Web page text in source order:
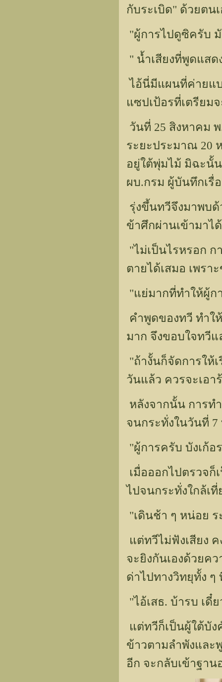
กับระเบิด" ด้วยตน
"ผู้การไปดูซิครับ
" น้ำเสียงที่พูดแส
ไอ้นี่มีแผนที่ค่ายแ
แซปเป้อรที่เตรียม
วันที่ 25 สิงหาคม
ระยะประมาณ 20
อยู่ใต้พุ่มไม้ มิฉะนั้
ผบ.กรม ผู้บันทึกเรื่
รุ่งขึ้นทวีจึงมาพบ
ข้าศึกผ่านเข้ามาไ
"ไม่เป็นไรหรอก
ตายได้เสมอ เพร
"แย่มากที่ทำให้ผู้ก
คำพูดของทวี ทำใ
มาก จึงขอบใจทวีแ
"ถ้างั้นก็จัดการให้
วันแล้ว ควรจะเอา
หลังจากนั้น การท
จนกระทั่งในวันที่ 7
"ผู้การครับ บังเก้
เมื่อออกไปตรวจก็
ไปจนกระทั่งใกล้เที่
"เดินช้า ๆ หน่อย
แต่ทวีไม่ฟังเสียง
จะยิงกันเองด้วยค
ด่าไปทางวิทยุทั้ง ๆ
"ไอ้เสธ. บ้ารบ เ
แต่ทวีก็เป็นผู้ใต้บั
ข้าวตามลำพังแล
อีก จะกลับเข้าฐา